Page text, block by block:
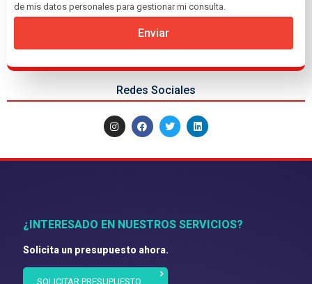
de mis datos personales para gestionar mi consulta.
Enviar
Redes Sociales
¿INTERESADO EN NUESTROS SERVICIOS?
Solicita un presupuesto ahora.
SOLICITAR PRESUPUESTO